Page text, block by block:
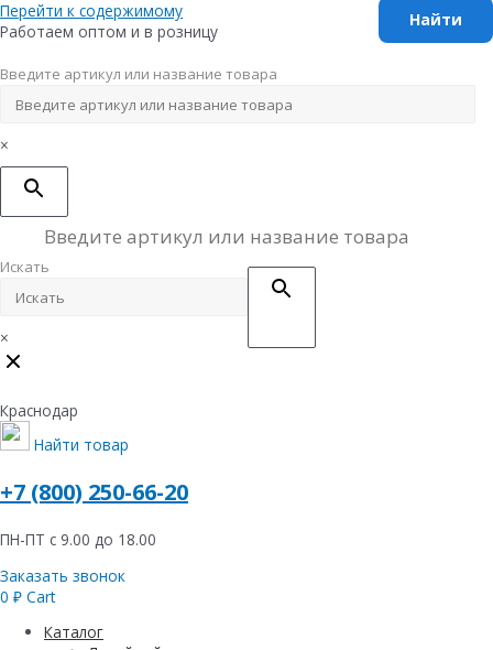
Перейти к содержимому
Работаем оптом и в розницу
Введите артикул или название товара
×
Искать
×
Краснодар
Найти товар
+7 (800) 250-66-20
ПН-ПТ с 9.00 до 18.00
Заказать звонок
0 ₽ Cart
Каталог